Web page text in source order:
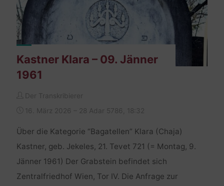
Kastner Klara – 09. Jänner
1961
Der Transkribierer
16. März 2026 – 28 Adar 5786, 18:32
Über die Kategorie “Bagatellen” Klara (Chaja)
Kastner, geb. Jekeles, 21. Tevet 721 (= Montag, 9.
Jänner 1961) Der Grabstein befindet sich
Zentralfriedhof Wien, Tor IV. Die Anfrage zur